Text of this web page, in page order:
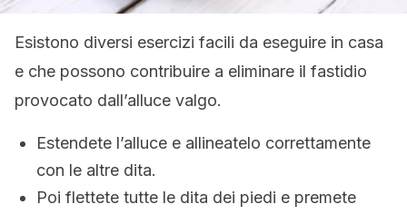
Esistono diversi esercizi facili da eseguire in casa
e che possono contribuire a eliminare il fastidio
provocato dall’alluce valgo.
Estendete l’alluce e allineatelo correttamente
con le altre dita.
Poi flettete tutte le dita dei piedi e premete